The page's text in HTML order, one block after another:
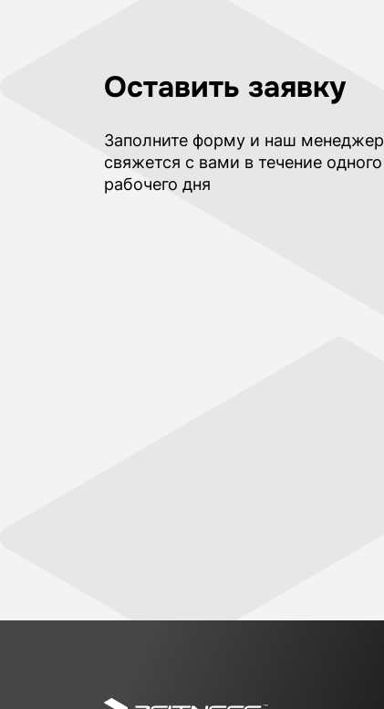
Оставить заявку
Заполните форму и наш менеджер
свяжется с вами в течение одного
рабочего дня